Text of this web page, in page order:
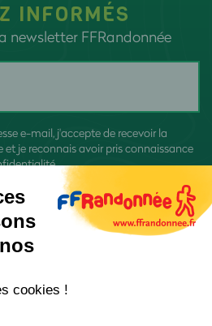
INFORMÉS
newsletter FFRandonnée
e-mail, j'accepte de recevoir la
et je reconnais avoir pris connaissance
cookies !